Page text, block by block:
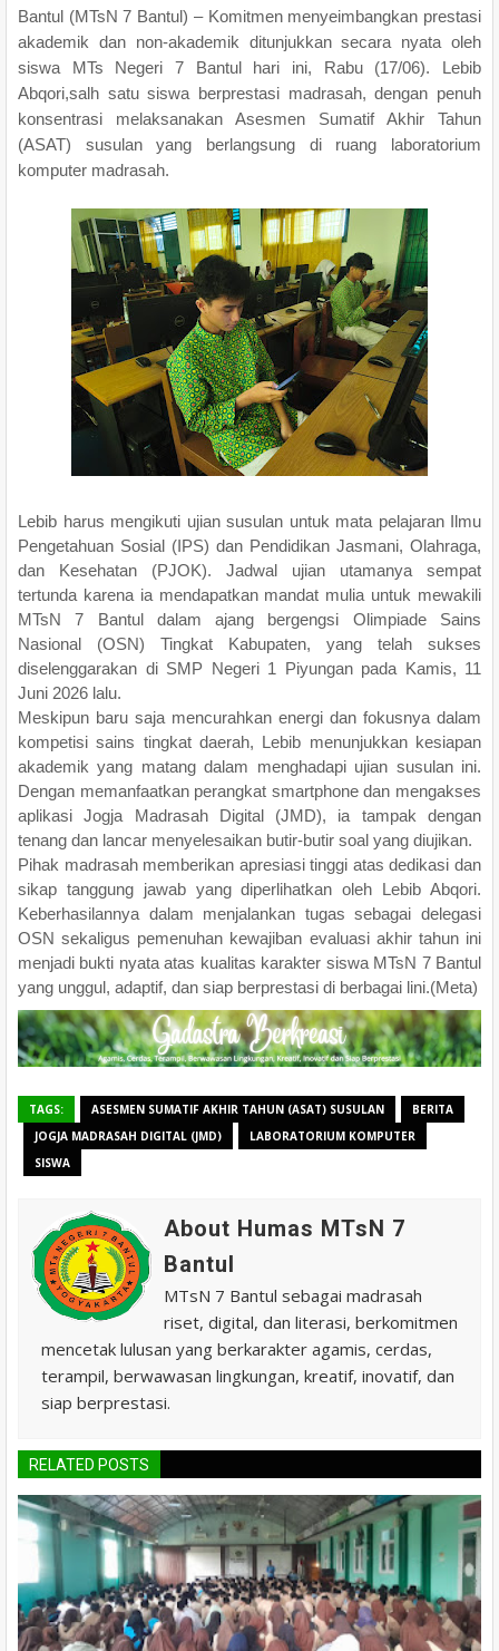
Bantul (MTsN 7 Bantul) – Komitmen menyeimbangkan prestasi
akademik dan non-akademik ditunjukkan secara nyata oleh
siswa MTs Negeri 7 Bantul hari ini, Rabu (17/06). Lebib
Abqori,salh satu siswa berprestasi madrasah, dengan penuh
konsentrasi melaksanakan Asesmen Sumatif Akhir Tahun
(ASAT) susulan yang berlangsung di ruang laboratorium
komputer madrasah.
Lebib harus mengikuti ujian susulan untuk mata pelajaran Ilmu
Pengetahuan Sosial (IPS) dan Pendidikan Jasmani, Olahraga,
dan Kesehatan (PJOK). Jadwal ujian utamanya sempat
tertunda karena ia mendapatkan mandat mulia untuk mewakili
MTsN 7 Bantul dalam ajang bergengsi Olimpiade Sains
Nasional (OSN) Tingkat Kabupaten, yang telah sukses
diselenggarakan di SMP Negeri 1 Piyungan pada Kamis, 11
Juni 2026 lalu.
Meskipun baru saja mencurahkan energi dan fokusnya dalam
kompetisi sains tingkat daerah, Lebib menunjukkan kesiapan
akademik yang matang dalam menghadapi ujian susulan ini.
Dengan memanfaatkan perangkat smartphone dan mengakses
aplikasi Jogja Madrasah Digital (JMD), ia tampak dengan
tenang dan lancar menyelesaikan butir-butir soal yang diujikan.
Pihak madrasah memberikan apresiasi tinggi atas dedikasi dan
sikap tanggung jawab yang diperlihatkan oleh Lebib Abqori.
Keberhasilannya dalam menjalankan tugas sebagai delegasi
OSN sekaligus pemenuhan kewajiban evaluasi akhir tahun ini
menjadi bukti nyata atas kualitas karakter siswa MTsN 7 Bantul
yang unggul, adaptif, dan siap berprestasi di berbagai lini.(Meta)
TAGS: ASESMEN SUMATIF AKHIR TAHUN (ASAT) SUSULAN
BERITA
JOGJA MADRASAH DIGITAL (JMD)
LABORATORIUM KOMPUTER
SISWA
About Humas MTsN 7
Bantul
MTsN 7 Bantul sebagai madrasah
riset, digital, dan literasi, berkomitmen
mencetak lulusan yang berkarakter agamis, cerdas,
terampil, berwawasan lingkungan, kreatif, inovatif, dan
siap berprestasi.
RELATED POSTS